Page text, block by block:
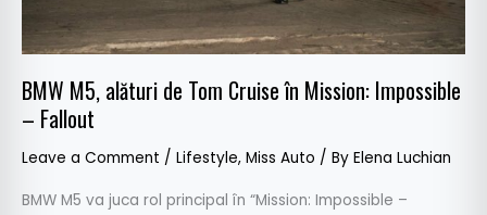
BMW M5, alături de Tom Cruise în Mission: Impossible
– Fallout
Leave a Comment / Lifestyle, Miss Auto / By Elena Luchian
BMW M5 va juca rol principal în “Mission: Impossible –
Fallout